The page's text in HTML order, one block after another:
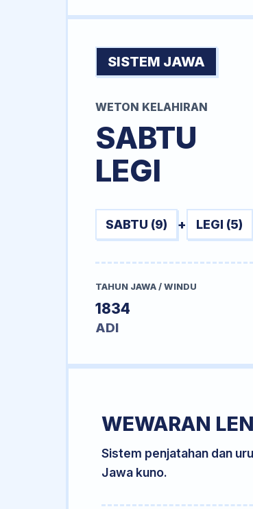
SISTEM JAWA
WETON KELAHIRAN
SABTU
LEGI
SABTU (9) + LEGI (5)
TAHUN JAWA / WINDU
1834
ADI
WEWARAN
Sistem penjatahan dan
Jawa kuno.